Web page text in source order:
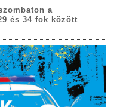
a
és 34 fok között